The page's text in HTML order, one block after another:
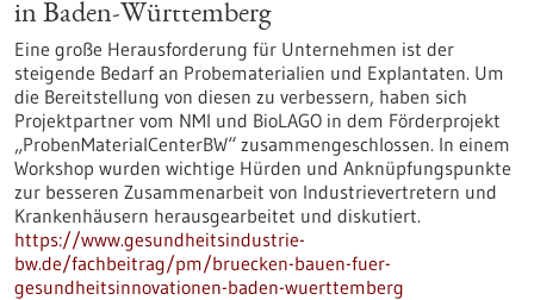
in Baden-Württemberg
Eine große Herausforderung für Unternehmen ist der
steigende Bedarf an Probematerialien und Explantaten. Um
die Bereitstellung von diesen zu verbessern, haben sich
Projektpartner vom NMI und BioLAGO in dem Förderprojekt
„ProbenMaterialCenterBW“ zusammengeschlossen. In einem
Workshop wurden wichtige Hürden und Anknüpfungspunkte
zur besseren Zusammenarbeit von Industrievertretern und
Krankenhäusern herausgearbeitet und diskutiert.
https://www.gesundheitsindustrie-
bw.de/fachbeitrag/pm/bruecken-bauen-fuer-
gesundheitsinnovationen-baden-wuerttemberg